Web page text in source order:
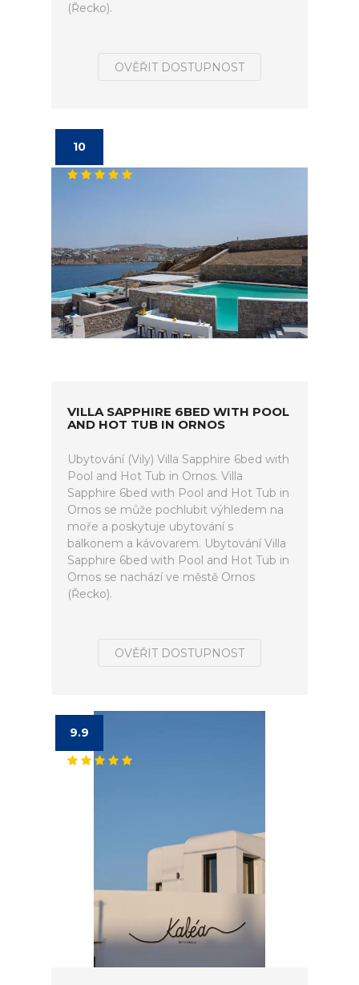
(Řecko).
OVĚŘIT DOSTUPNOST
10
VILLA SAPPHIRE 6BED WITH POOL
AND HOT TUB IN ORNOS
Ubytování (Vily) Villa Sapphire 6bed with
Pool and Hot Tub in Ornos. Villa
Sapphire 6bed with Pool and Hot Tub in
Ornos se může pochlubit výhledem na
moře a poskytuje ubytování s
balkonem a kávovarem. Ubytování Villa
Sapphire 6bed with Pool and Hot Tub in
Ornos se nachází ve městě Ornos
(Řecko).
OVĚŘIT DOSTUPNOST
9.9